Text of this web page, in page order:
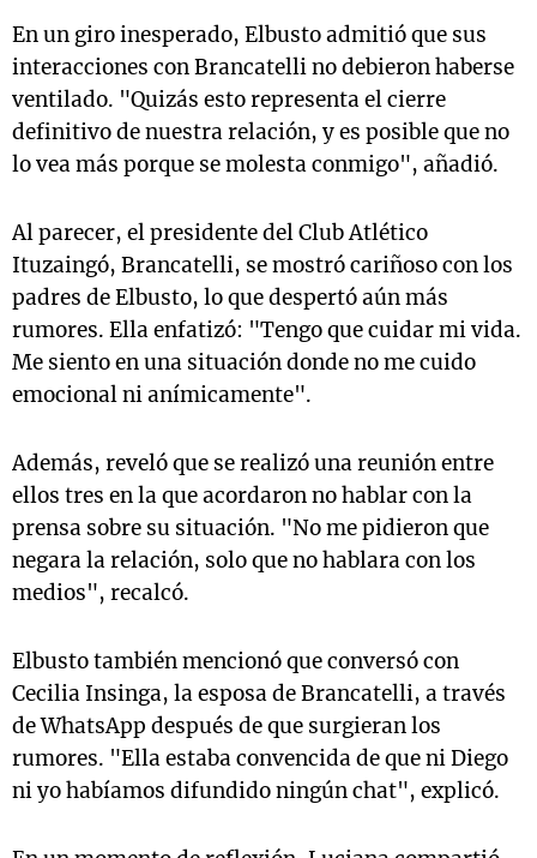
En un giro inesperado, Elbusto admitió que sus
interacciones con Brancatelli no debieron haberse
ventilado. "Quizás esto representa el cierre
definitivo de nuestra relación, y es posible que no
lo vea más porque se molesta conmigo", añadió.
Al parecer, el presidente del Club Atlético
Ituzaingó, Brancatelli, se mostró cariñoso con los
padres de Elbusto, lo que despertó aún más
rumores. Ella enfatizó: "Tengo que cuidar mi vida.
Me siento en una situación donde no me cuido
emocional ni anímicamente".
Además, reveló que se realizó una reunión entre
ellos tres en la que acordaron no hablar con la
prensa sobre su situación. "No me pidieron que
negara la relación, solo que no hablara con los
medios", recalcó.
Elbusto también mencionó que conversó con
Cecilia Insinga, la esposa de Brancatelli, a través
de WhatsApp después de que surgieran los
rumores. "Ella estaba convencida de que ni Diego
ni yo habíamos difundido ningún chat", explicó.